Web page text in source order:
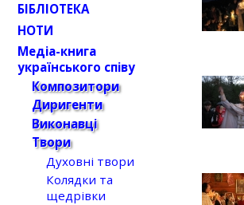
БІБЛІОТЕКА
НОТИ
Медіа-книга
українського співу
Композитори
Диригенти
Виконавці
Твори
Духовні твори
Колядки та
щедрівки